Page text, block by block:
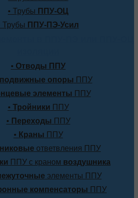
• Трубы ППУ-ОЦ
Трубы ППУ-ПЭ-Усил
• Отводы ППУ
опоры ППУ
элементы ППУ
• Тройники ППУ
• Переходы ППУ
• Краны ППУ
ответвления ППУ
ППУ с краном воздушника
элементы ППУ
компенсаторы ППУ